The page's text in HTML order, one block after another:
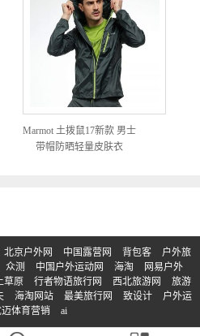
Marmot 土拨鼠17新款 男士
带帽防晒轻量皮肤衣
北京户外网 中国露营网 背包客
户外旅
众测 中国户外运动网 海淘
网易户外
草原 行者物语旅行网 西北旅游网
旅游
海淘网站 最美旅行网 致设计
户外运
体育营销 ai